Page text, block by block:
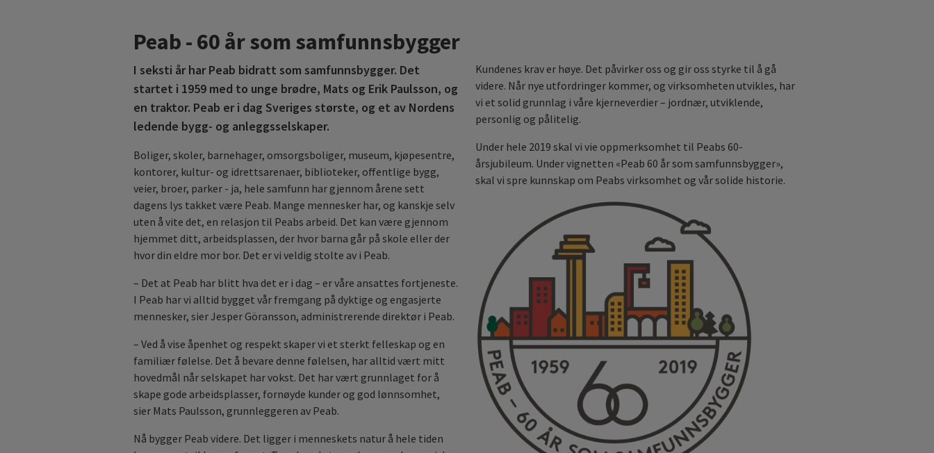
Peab - 60 år som samfunnsbygger
I seksti år har Peab bidratt som samfunnsbygger. Det
startet i 1959 med to unge brødre, Mats og Erik Paulsson, og
en traktor. Peab er i dag Sveriges største, og et av Nordens
ledende bygg- og anleggsselskaper.
Boliger, skoler, barnehager, omsorgsboliger, museum, kjøpesentre,
kontorer, kultur- og idrettsarenaer, biblioteker, offentlige bygg,
veier, broer, parker - ja, hele samfunn har gjennom årene sett
dagens lys takket være Peab. Mange mennesker har, og kanskje selv
uten å vite det, en relasjon til Peabs arbeid. Det kan være gjennom
hjemmet ditt, arbeidsplassen, der hvor barna går på skole eller der
hvor din eldre mor bor. Det er vi veldig stolte av i Peab.
– Det at Peab har blitt hva det er i dag – er våre ansattes fortjeneste.
I Peab har vi alltid bygget vår fremgang på dyktige og engasjerte
mennesker, sier Jesper Göransson, administrerende direktør i Peab.
– Ved å vise åpenhet og respekt skaper vi et sterkt felleskap og en
familiær følelse. Det å bevare denne følelsen, har alltid vært mitt
hovedmål når selskapet har vokst. Det har vært grunnlaget for å
skape gode arbeidsplasser, fornøyde kunder og god lønnsomhet,
sier Mats Paulsson, grunnleggeren av Peab.
Nå bygger Peab videre. Det ligger i menneskets natur å hele tiden
Kundenes krav er høye. Det påvirker oss og gir oss styrke til å gå
videre. Når nye utfordringer kommer, og virksomheten utvikles, har
vi et solid grunnlag i våre kjerneverdier – jordnær, utviklende,
personlig og pålitelig.
Under hele 2019 skal vi vie oppmerksomhet til Peabs 60-
årsjubileum. Under vignetten «Peab 60 år som samfunnsbygger»,
skal vi spre kunnskap om Peabs virksomhet og vår solide historie.